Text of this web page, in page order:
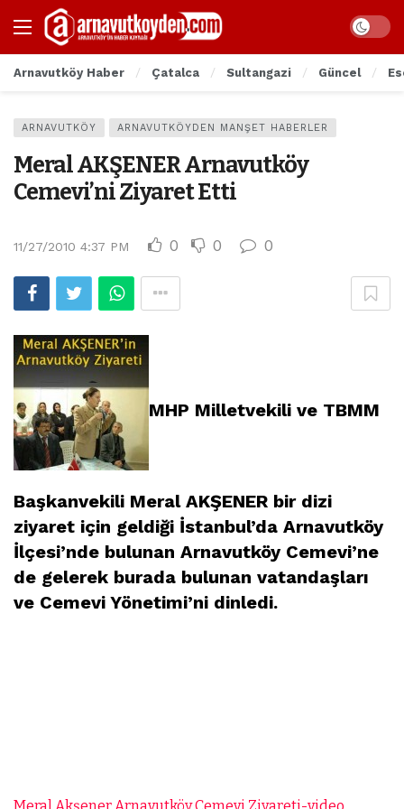
Arnavutköy Haber Çatalca Sultangazi Güncel
ARNAVUTKÖY ARNAVUTKÖYDEN MANŞET HABERLER
Meral AKŞENER Arnavutköy
Cemevi’ni Ziyaret Etti
11/27/2010 4:37 PM 0 0 0
MHP Milletvekili ve TBMM
Başkanvekili Meral AKŞENER bir dizi
ziyaret için geldiği İstanbul’da Arnavutköy
İlçesi’nde bulunan Arnavutköy Cemevi’ne
de gelerek burada bulunan vatandaşları
ve Cemevi Yönetimi’ni dinledi.